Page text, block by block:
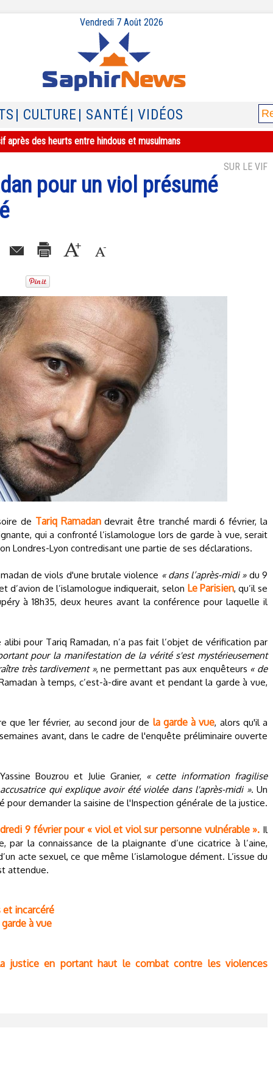
Vendredi 7 Août 2026
| CULTURE | SANTÉ | VIDÉOS
après des heurts entre hindous et musulmans
SUR LE VIF
pour un viol présumé
de Tariq Ramadandevrait être tranché mardi 6 février, la
qui a confronté l’islamologue lors de garde à vue, serait
Londres-Lyon contredisant une partie de ses déclarations.
de viols d'une brutale violence « dans l’après-midi »du 9
d’avion de l’islamologue indiquerait, selon Le Parisien, qu’il se
à 18h35, deux heures avant la conférence pour laquelle il
pour Tariq Ramadan, n’a pas fait l’objet de vérification par
pour la manifestation de la vérité s'est mystérieusement
très tardivement », ne permettant pas aux enquêteurs « de
à temps, c’est-à-dire avant et pendant la garde à vue,
que 1er février, au second jour de la garde à vue, alors qu'il a
avant, dans le cadre de l'enquête préliminaire ouverte
Bouzrou et Julie Granier, « cette information fragilise
qui explique avoir été violée dans l'après-midi ». Un
pour demander la saisine de l'Inspection générale de la justice.
9 février pour « viol et viol sur personne vulnérable ». Il
la connaissance de la plaignante d’une cicatrice à l’aine,
acte sexuel, ce que même l’islamologue dément. L’issue du
attendue.
et incarcéré
à vue
justice en portant haut le combat contre les violences